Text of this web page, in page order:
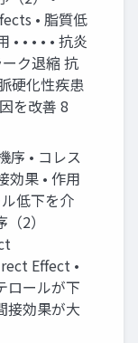
• 脂質低
• • • • 抗炎
ク退縮 抗
硬化性疾患
を改善 8
序 • コレス
効果 • 作用
低下を介
2）
Effect •
ロールが下
接効果が大